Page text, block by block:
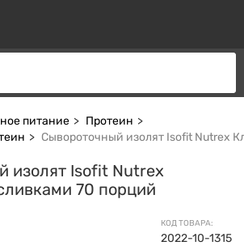
питание
Протеин
Сывороточный изолят Isofit Nutrex
изолят Isofit Nutrex
70 порций
КОД ТОВАРА:
2022-10-1315